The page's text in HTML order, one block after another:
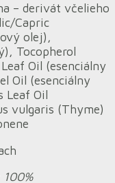
– derivát včelieho
Capric
olej),
Tocopherol
Oil (esenciálny
Oil (esenciálny
Leaf Oil
vulgaris (Thyme)